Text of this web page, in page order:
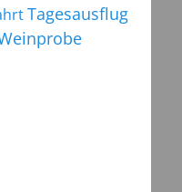
Tagesausflug